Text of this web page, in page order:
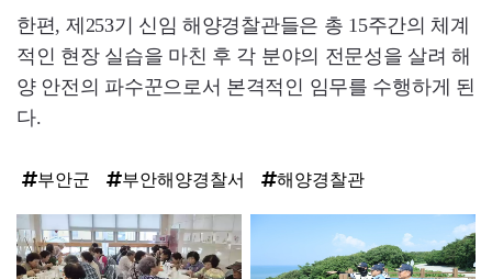
한편, 제253기 신임 해양경찰관들은 총 15주간의 체계
적인 현장 실습을 마친 후 각 분야의 전문성을 살려 해
양 안전의 파수꾼으로서 본격적인 임무를 수행하게 된
다.
부안군 부안해양경찰서 해양경찰관
탑
라
인